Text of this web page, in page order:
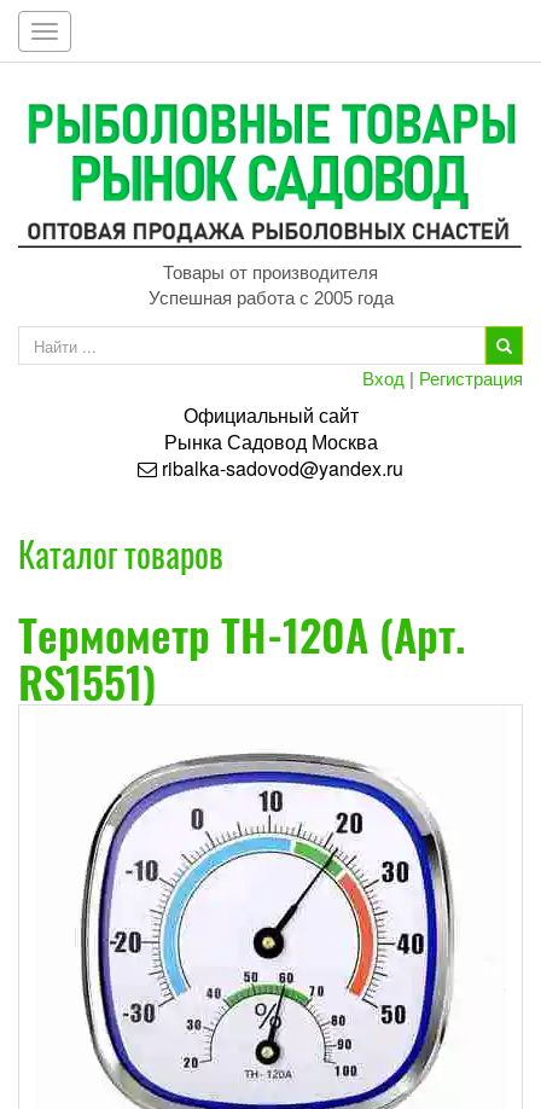
Toggle
navigation
Товары от производителя
Успешная работа с 2005 года
Вход | Регистрация
Официальный сайт
РынкаСадовод Москва
ribalka-sadovod@yandex.ru
Каталог товаров
Термометр TH-120A (Арт.
RS1551)